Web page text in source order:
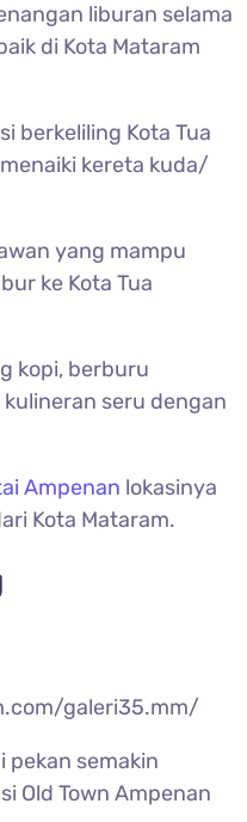
liburan selama
di Kota Mataram
berkeliling Kota Tua
kereta kuda/
yang mampu
ke Kota Tua
kopi, berburu
seru dengan
Ampenan lokasinya
Kota Mataram.
galeri35.mm/
pekan semakin
Old Town Ampenan